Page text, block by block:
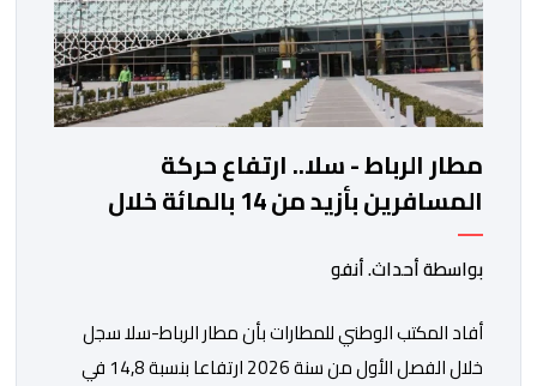
مطار الرباط - سلا.. ارتفاع حركة
المسافرين بأزيد من 14 بالمائة خلال
الفصل الأول من 2026
بواسطة أحداث. أنفو
أفاد المكتب الوطني للمطارات بأن مطار الرباط-سلا سجل
خلال الفصل الأول من سنة 2026 ارتفاعا بنسبة 14,8 في